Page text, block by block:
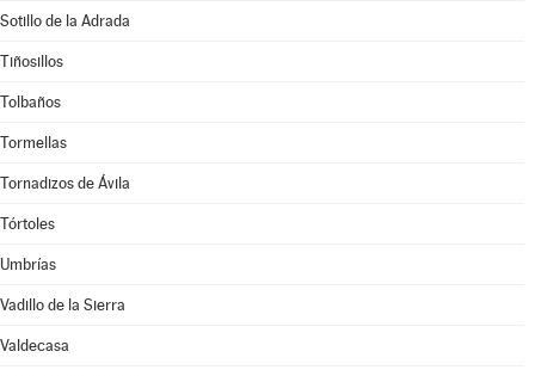
Sotillo de la Adrada
Tiñosillos
Tolbaños
Tormellas
Tornadizos de Ávila
Tórtoles
Umbrías
Vadillo de la Sierra
Valdecasa